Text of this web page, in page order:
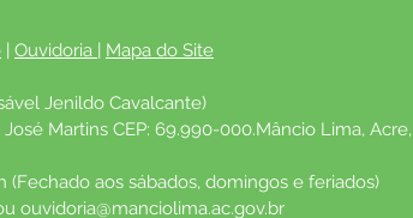
| Ouvidoria | Mapa do Site
Jenildo Cavalcante)
José Martins CEP: 69.990-000.Mâncio Lima, Acre,
(Fechado aos sábados, domingos e feriados)
ouvidoria@manciolima.ac.gov.br